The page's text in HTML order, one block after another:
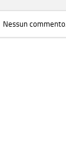
Nessun commento.